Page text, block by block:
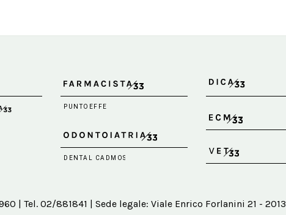
| Tel. 02/881841 | Sede legale: Viale Enrico Forlanini 21 -